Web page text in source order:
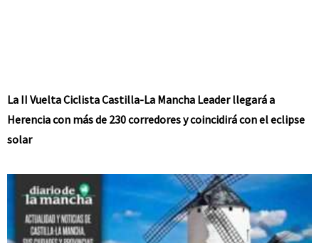
La II Vuelta Ciclista Castilla-La Mancha Leader llegará a
Herencia con más de 230 corredores y coincidirá con el eclipse
solar